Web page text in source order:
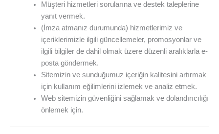
Müşteri hizmetleri sorularına ve destek taleplerine
yanıt vermek.
(İmza atmanız durumunda) hizmetlerimiz ve
içeriklerimizle ilgili güncellemeler, promosyonlar ve
ilgili bilgiler de dahil olmak üzere düzenli aralıklarla e-
posta göndermek.
Sitemizin ve sunduğumuz içeriğin kalitesini artırmak
için kullanım eğilimlerini izlemek ve analiz etmek.
Web sitemizin güvenliğini sağlamak ve dolandırıcılığı
önlemek için.